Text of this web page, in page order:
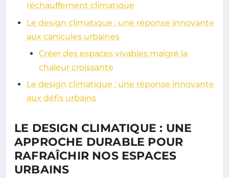
réchauffement climatique
Le design climatique : une réponse innovante
aux canicules urbaines
Créer des espaces vivables malgré la
chaleur croissante
Le design climatique : une réponse innovante
aux défis urbains
LE DESIGN CLIMATIQUE : UNE
APPROCHE DURABLE POUR
RAFRAÎCHIR NOS ESPACES
URBAINS